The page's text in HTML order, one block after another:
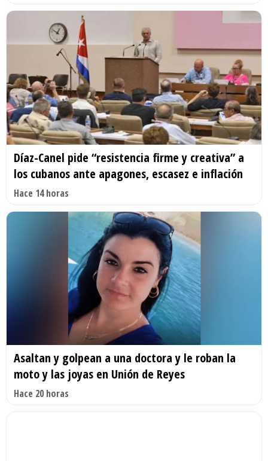
Díaz-Canel pide “resistencia firme y creativa” a
los cubanos ante apagones, escasez e inflación
Hace 14 horas
Asaltan y golpean a una doctora y le roban la
moto y las joyas en Unión de Reyes
Hace 20 horas